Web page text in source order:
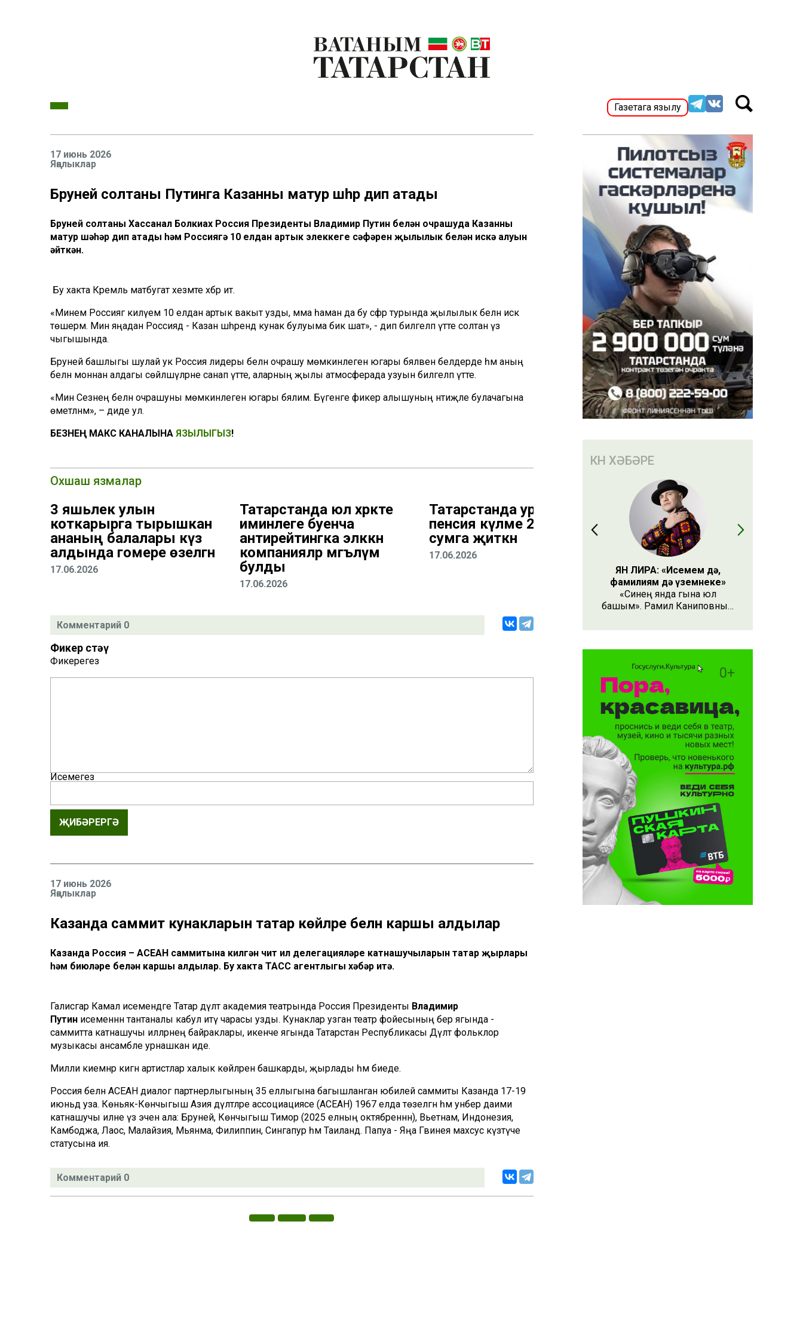
Газетага язылу
17 июнь 2026
Яңалыклар
Бруней солтаны Путинга Казанны матур шәһәр дип атады
Бруней солтаны Хассанал Болкиах Россия Президенты Владимир Путин белән очрашуда Казанны
матур шәһәр дип атады һәм Россиягә 10 елдан артык элеккеге сәфәрен җылылык белән искә алуын
әйткән.
Бу хакта Кремль матбугат хезмәте хәбәр итә.
«Минем Россиягә килүемә 10 елдан артык вакыт узды, әмма һаман да бу сәфәр турында җылылык белән искә
төшерәм. Мин яңадан Россиядә - Казан шәһәрендә кунак булуыма бик шат», - дип билгеләп үтте солтан үз
чыгышында.
Бруней башлыгы шулай ук Россия лидеры белән очрашу мөмкинлеген югары бәяләвен белдерде һәм аның
белән моннан алдагы сөйләшүләрне санап үтте, аларның җылы атмосферада узуын билгеләп үтте.
«Мин Сезнең белән очрашуны мөмкинлеген югары бәялим. Бүгенге фикер алышуның нәтиҗәле булачагына
өметләнәм», – диде ул.
БЕЗНЕҢ МАКС КАНАЛЫНА ЯЗЫЛЫГЫЗ!
Охшаш язмалар
3 яшьлек улын
коткарырга тырышкан
ананың балалары күз
алдында гомере өзелгән
17.06.2026
Татарстанда юл хәрәкәте
иминлеге буенча
антирейтингка эләккән
компанияләр мәгълүм
булды
17.06.2026
Татарстанда уртача
пенсия күләме 25 мең
сумга җиткән
17.06.2026
Комментарий 0
Фикер өстәү
Фикерегез
Исемегез
ҖИБӘРЕРГӘ
17 июнь 2026
Яңалыклар
Казанда саммит кунакларын татар көйләре белән каршы алдылар
Казанда Россия – АСЕАН саммитына килгән чит ил делегацияләре катнашучыларын татар җырлары
һәм биюләре белән каршы алдылар. Бу хакта ТАСС агентлыгы хәбәр итә.
Галиәсгар Камал исемендәге Татар дәүләт академия театрында Россия Президенты Владимир
Путин исеменнән тантаналы кабул итү чарасы узды. Кунаклар узган театр фойесының бер ягында -
саммитта катнашучы илләрнең байраклары, икенче ягында Татарстан Республикасы Дәүләт фольклор
музыкасы ансамбле урнашкан иде.
Милли киемнәр кигән артистлар халык көйләрен башкарды, җырлады һәм биеде.
Россия белән АСЕАН диалог партнерлыгының 35 еллыгына багышланган юбилей саммиты Казанда 17-19
июньдә уза. Көньяк-Көнчыгыш Азия дәүләтләре ассоциациясе (АСЕАН) 1967 елда төзелгән һәм унбер даими
катнашучы илне үз эченә ала: Бруней, Көнчыгыш Тимор (2025 елның октябреннән), Вьетнам, Индонезия,
Камбоджа, Лаос, Малайзия, Мьянма, Филиппин, Сингапур һәм Таиланд. Папуа - Яңа Гвинея махсус күзәтүче
статусына ия.
Комментарий 0
КӨН ХӘБӘРЕ
ЯН ЛИРА: «Исемем дә,
фамилиям дә үземнеке»
«Синең янда гына юл
башым». Рамил Каниповның
әлеге җыры быел җәй иң
булуын таный алмады, аның
тембры үзгә иде. Аннары
ясалма фәһем тарафыннан
башкарылуы ачыкланды.
Ничек кенә булмасын, җыр
күңелгә кереп урнашты,
колакта яңгырап торды.
Тиздән социаль челтәрләрдә
популяр җырның тагын бер
варианты барлыкка килде.